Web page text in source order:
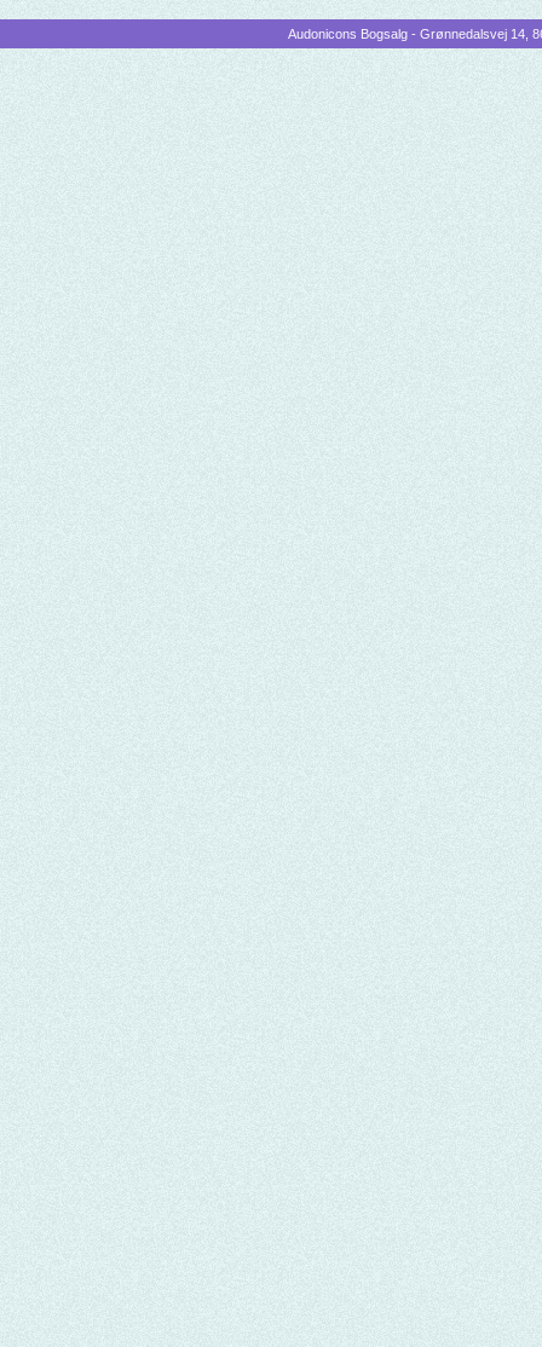
Audonicons Bogsalg - Grønnedalsvej 14,